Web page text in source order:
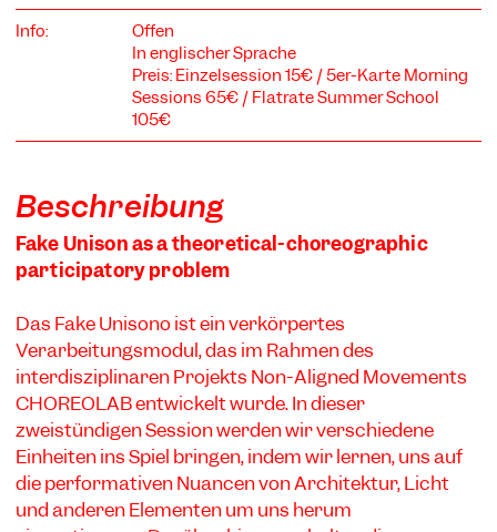
Info:
Offen
In englischer Sprache
Preis: Einzelsession 15€ / 5er-Karte Morning
Sessions 65€ / Flatrate Summer School
105€
Beschreibung
Fake Unison as a theoretical-choreographic
participatory problem
Das Fake Unisono ist ein verkörpertes
Verarbeitungsmodul, das im Rahmen des
interdisziplinären Projekts Non-Aligned Movements
CHOREOLAB entwickelt wurde. In dieser
zweistündigen Session werden wir verschiedene
Einheiten ins Spiel bringen, indem wir lernen, uns auf
die performativen Nuancen von Architektur, Licht
und anderen Elementen um uns herum
Wir verwenden Cookies und Inhalte externer Anbieter auf
unserer Website. Notwendige Cookies sind essenziell, damit
Sie die Website nutzen können. Andere Cookies helfen uns,
die Website weiterzuentwickeln. Sie können Ihre Einwilligung
jederzeit widerrufen. Bitte besuchen Sie unsere
können Sie auswählen, welche Technologien Sie zulassen
möchten.
Notwendige Cookies
Externe Medien
Statistiken
Nur notwendige Alle akzeptieren Speichern